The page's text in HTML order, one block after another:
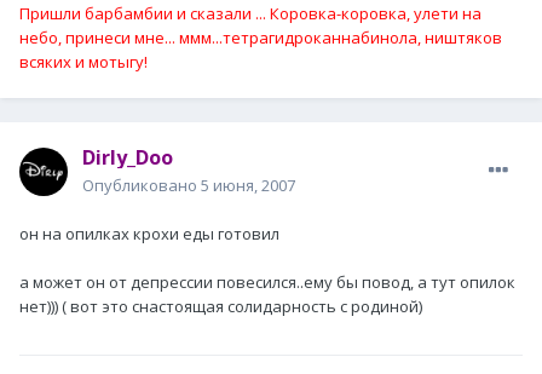
Пришли барбамбии и сказали ... Коровка-коровка, улети на
небо, принеси мне... ммм...тетрагидроканнабинола, ништяков
всяких и мотыгу!
Dirly_Doo
Опубликовано 5 июня, 2007
он на опилках крохи еды готовил
а может он от депрессии повесился..ему бы повод, а тут опилок
нет))) ( вот это снастоящая солидарность с родиной)